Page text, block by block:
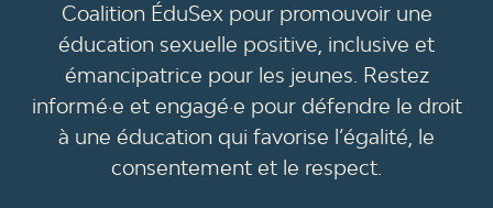
Coalition ÉduSex pour promouvoir une
éducation sexuelle positive, inclusive et
émancipatrice pour les jeunes. Restez
informé·e et engagé·e pour défendre le droit
à une éducation qui favorise l’égalité, le
consentement et le respect.